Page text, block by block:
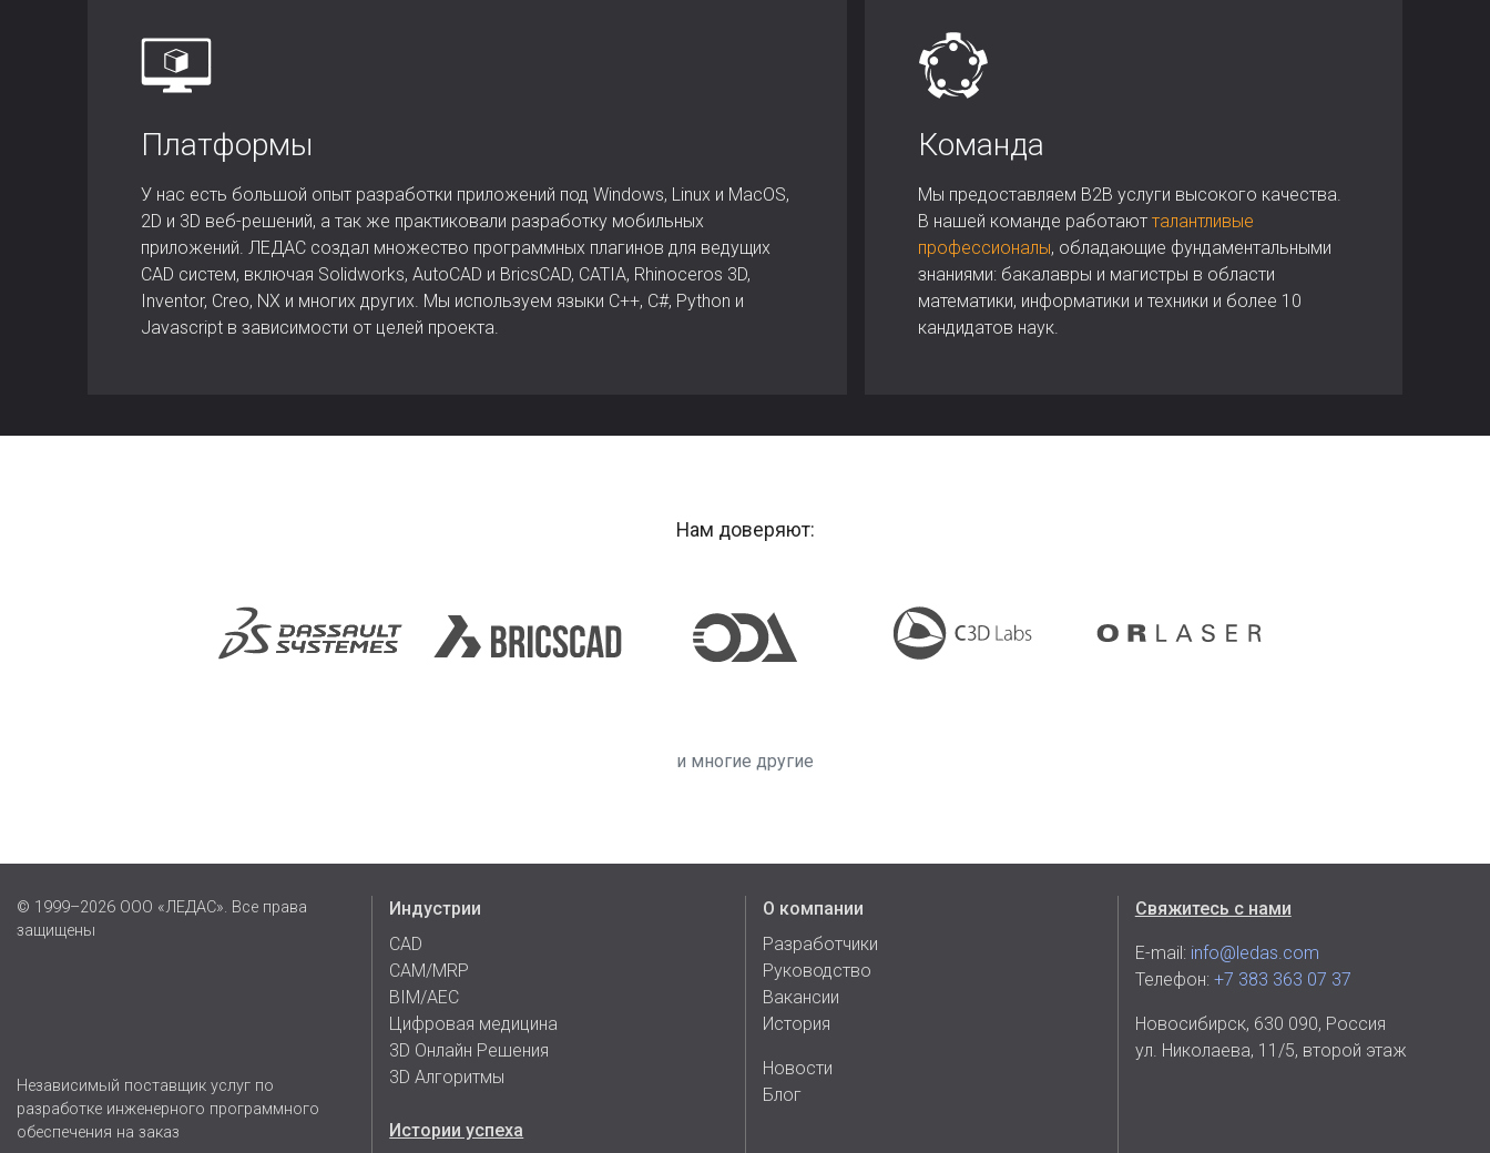
Платформы
У нас есть большой опыт разработки приложений под Windows, Linux и MacOS,
2D и 3D веб-решений, а так же практиковали разработку мобильных
приложений. ЛЕДАС создал множество программных плагинов для ведущих
CAD систем, включая Solidworks, AutoCAD и BricsCAD, CATIA, Rhinoceros 3D,
Inventor, Creo, NX и многих других. Мы используем языки C++, C#, Python и
Javascript в зависимости от целей проекта.
Команда
Мы предоставляем B2B услуги высокого качества.
В нашей команде работаютталантливые
профессионалы, обладающие фундаментальными
знаниями: бакалавры и магистры в области
математики, информатики и техники и более 10
кандидатов наук.
Нам доверяют:
и многие другие
© 1999–2026 ООО «ЛЕДАС». Все права
защищены
Независимый поставщик услуг по
разработке инженерного программного
обеспечения на заказ
Индустрии
CAD
CAM/MRP
BIM/AEC
Цифровая медицина
3D Онлайн Решения
3D Алгоритмы
Истории успеха
О компании
Разработчики
Руководство
Вакансии
История
Новости
Блог
Свяжитесь с нами
E-mail: info@ledas.com
Телефон: +7 383 363 07 37
Новосибирск, 630 090, Россия
ул. Николаева, 11/5, второй этаж